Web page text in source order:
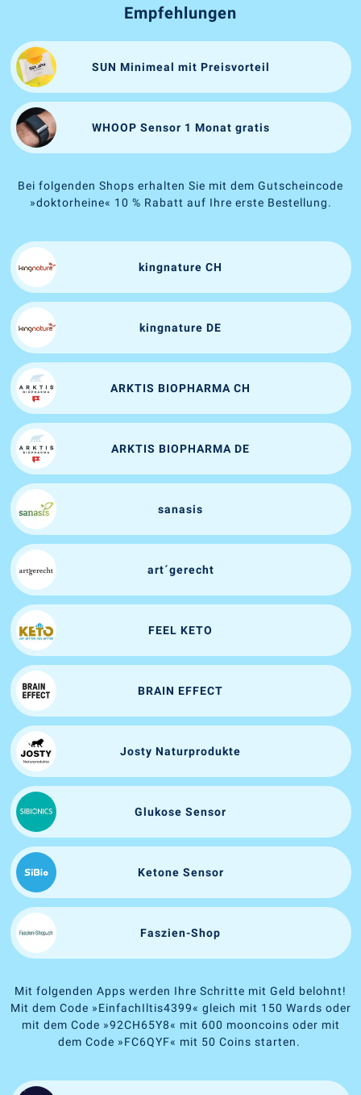
Empfehlungen
SUN Minimeal mit Preisvorteil
WHOOP Sensor 1 Monat gratis
Bei folgenden Shops erhalten Sie mit dem Gutscheincode
»doktorheine« 10 % Rabatt auf Ihre erste Bestellung.
kingnature CH
kingnature DE
ARKTIS BIOPHARMA CH
ARKTIS BIOPHARMA DE
sanasis
art´gerecht
FEEL KETO
BRAIN EFFECT
Josty Naturprodukte
Glukose Sensor
Ketone Sensor
Faszien-Shop
Mit folgenden Apps werden Ihre Schritte mit Geld belohnt!
Mit dem Code »EinfachIltis4399« gleich mit 150 Wards oder
mit dem Code »92CH65Y8« mit 600 mooncoins oder mit
dem Code »FC6QYF« mit 50 Coins starten.